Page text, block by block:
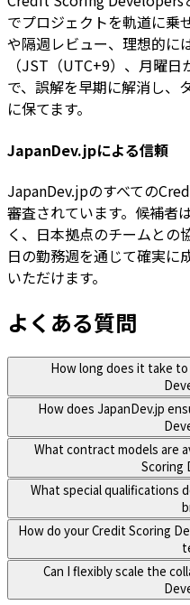
でプロジェクトを軌道に乗
や隔週レビュー、理想的に
（JST（UTC+9）、月曜
で、誤解を早期に解消し、
に保てます。
JapanDev.jpによる信頼
JapanDev.jpのすべての
審査されています。候補者
く、日本拠点のチームとの
日の勤務週を通じて確実に
いただけます。
よくある質問
How long does it take
How does JapanDev.jp
What contract models are
Scoring
What special qualifications
How do your Credit Scoring
Can I flexibly scale the